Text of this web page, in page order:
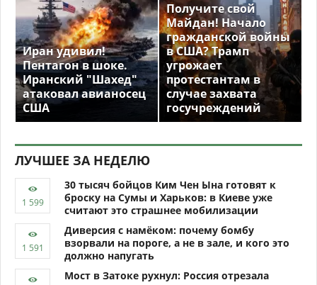
Иран удивил!
Пентагон в шоке.
Иранский "Шахед"
атаковал авианосец
США
Получите свой
Майдан! Начало
гражданской войны
в США? Трамп
угрожает
протестантам в
случае захвата
госучреждений
ЛУЧШЕЕ ЗА НЕДЕЛЮ
30 тысяч бойцов Ким Чен Ына готовят к
броску на Сумы и Харьков: в Киеве уже
считают это страшнее мобилизации
Диверсия с намёком: почему бомбу
взорвали на пороге, а не в зале, и кого это
должно напугать
Мост в Затоке рухнул: Россия отрезала